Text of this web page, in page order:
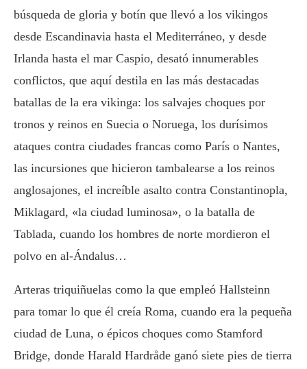
búsqueda de gloria y botín que llevó a los vikingos
desde Escandinavia hasta el Mediterráneo, y desde
Irlanda hasta el mar Caspio, desató innumerables
conflictos, que aquí destila en las más destacadas
batallas de la era vikinga: los salvajes choques por
tronos y reinos en Suecia o Noruega, los durísimos
ataques contra ciudades francas como París o Nantes,
las incursiones que hicieron tambalearse a los reinos
anglosajones, el increíble asalto contra Constantinopla,
Miklagard, «la ciudad luminosa», o la batalla de
Tablada, cuando los hombres de norte mordieron el
polvo en al-Ándalus…
Arteras triquiñuelas como la que empleó Hallsteinn
para tomar lo que él creía Roma, cuando era la pequeña
ciudad de Luna, o épicos choques como Stamford
Bridge, donde Harald Hardråde ganó siete pies de tierra